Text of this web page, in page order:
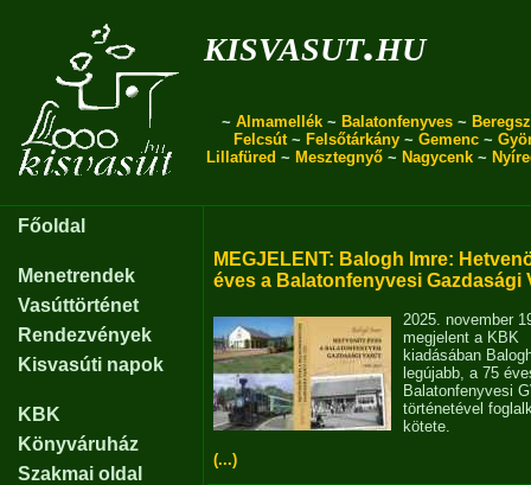
kisvasut.hu
~ Almamellék ~ Balatonfenyves ~
Felcsút~ Felsőtárkány ~ Gemenc ~
Lillafüred ~ Mesztegnyő ~ Nagycenk ~
Főoldal
Menetrendek
Vasúttörténet
Rendezvények
Kisvasúti napok
KBK
Könyváruház
Szakmai oldal
MEGJELENT: Balogh Imre:
éves a Balatonfenyvesi Gazdasági
2025. november
megjelent a KBK
kiadásában
legújabb, a 75
Balatonfenyvesi
történetével
kötete.
(...)